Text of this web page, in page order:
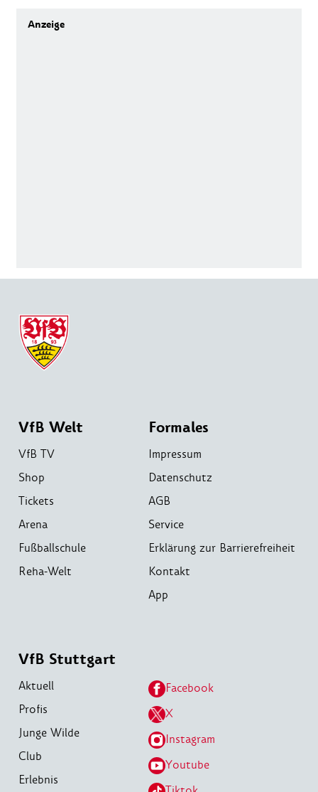
VfB Welt
VfB TV
Shop
Tickets
Arena
Fußballschule
Reha-Welt
Formales
Impressum
Datenschutz
AGB
Service
Erklärung zur Barrierefreiheit
Kontakt
App
VfB Stuttgart
Aktuell
Profis
Junge Wilde
Club
Erlebnis
Facebook
X
Instagram
Youtube